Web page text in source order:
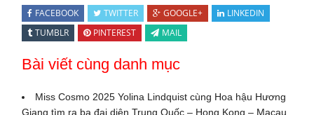
FACEBOOK TWITTER GOOGLE+
LINKEDIN
TUMBLR
PINTEREST MAIL
Bài viết cùng danh mục
Miss Cosmo 2025 Yolina Lindquist cùng Hoa hậu Hương
Giang tìm ra ba đại diện Trung Quốc – Hong Kong – Macau